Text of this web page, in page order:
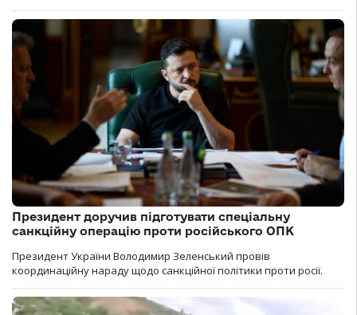
Президент доручив підготувати спеціальну
санкційну операцію проти російського ОПК
Президент України Володимир Зеленський провів
координаційну нараду щодо санкційної політики проти росії.